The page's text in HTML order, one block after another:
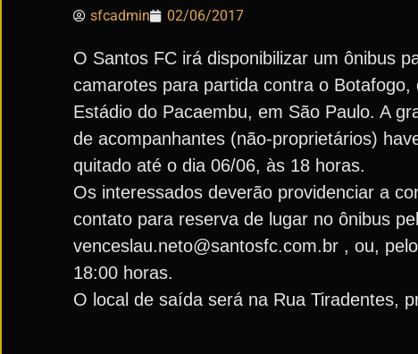
sfcadmin 02/06/2017
O Santos FC irá disponibilizar um ônibus
camarotes para partida contra o
Estádio do Pacaembu, em São Paulo. A
de acompanhantes (não-proprietários)
quitado até o dia 06/06, às 18 horas.
Os interessados deverão providenciar a
contato para reserva de lugar no ônibus
venceslau.neto@santosfc.com.br , ou,
18:00 horas.
O local de saída será na Rua Tiradentes,